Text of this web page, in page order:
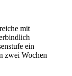
mit
ein
zwei Wochen